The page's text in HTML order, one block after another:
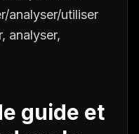
analyser/utiliser
analyser,
guide et